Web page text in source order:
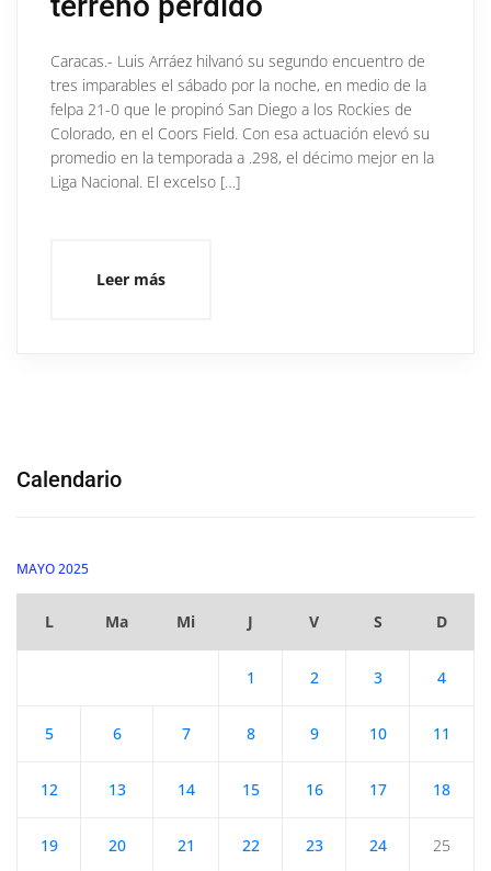
Caracas.- Luis Arráez hilvanó su segundo encuentro de
tres imparables el sábado por la noche, en medio de la
felpa 21-0 que le propinó San Diego a los Rockies de
Colorado, en el Coors Field. Con esa actuación elevó su
promedio en la temporada a .298, el décimo mejor en la
Liga Nacional. El excelso […]
Leer más
Calendario
MAYO 2025
L Ma Mi J V S D
1 2 3 4
5 6 7 8 9 10 11
12 13 14 15 16 17 18
19 20 21 22 23 24 25